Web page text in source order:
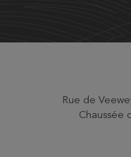
Rue de
Chaussée